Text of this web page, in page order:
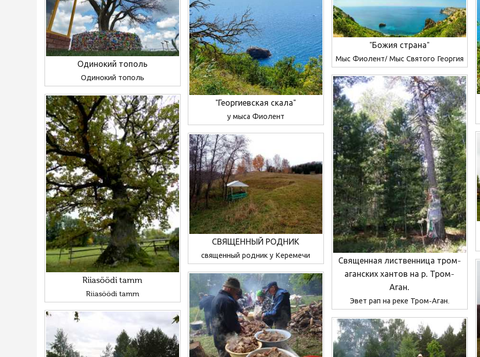
Одинокий тополь
Одинокий тополь
"Георгиевская скала"
у мыса Фиолент
"Божия страна"
Мыс Фиолент/ Мыс Святого Георгия
Священная лиственница тром-
аганских хантов на р. Тром-
Аган.
Эвет рап на реке Тром-Аган.
Riiasöödi tamm
Riiasöödi tamm
СВЯЩЕННЫЙ РОДНИК
священный родник у Керемечи